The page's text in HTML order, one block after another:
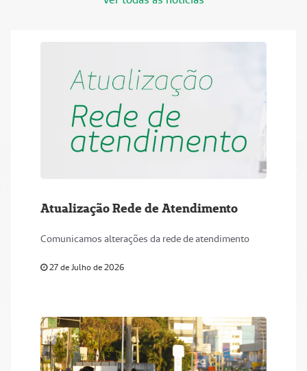
Atualização Rede de Atendimento
Comunicamos alterações da rede de atendimento
27 de Julho de 2026